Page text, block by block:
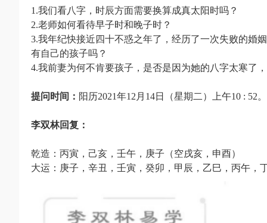
1.我们看八字，时辰方面需要换算成真太阳时吗？
2.老师如何看待早子时和晚子时？
3.我年纪快接近四十不惑之年了，经历了一次失败的婚
有自己的孩子吗？
4.我前妻为何不肯要孩子，是否是因为她的八字太寒了
提问时间： 阳历2021年12月14日（星期二）上午10 : 52。
李双林回复：
乾造：丙寅，己亥，壬午，庚子（空戌亥，申酉）
大运：庚子，辛丑，壬寅，癸卯，甲辰，乙巳，丙午，